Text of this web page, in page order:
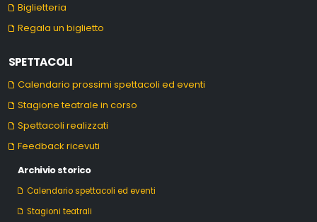
Biglietteria
Regala un biglietto
SPETTACOLI
Calendario prossimi spettacoli ed eventi
Stagione teatrale in corso
Spettacoli realizzati
Feedback ricevuti
Archivio storico
Calendario spettacoli ed eventi
Stagioni teatrali